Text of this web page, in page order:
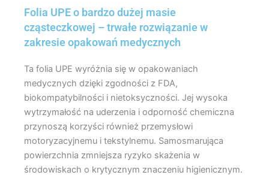
Folia UPE o bardzo dużej masie
cząsteczkowej – trwałe rozwiązanie w
zakresie opakowań medycznych
Ta folia UPE wyróżnia się w opakowaniach
medycznych dzięki zgodności z FDA,
biokompatybilności i nietoksyczności. Jej wysoka
wytrzymałość na uderzenia i odporność chemiczna
przynoszą korzyści również przemysłowi
motoryzacyjnemu i tekstylnemu. Samosmarująca
powierzchnia zmniejsza ryzyko skażenia w
środowiskach o krytycznym znaczeniu higienicznym.